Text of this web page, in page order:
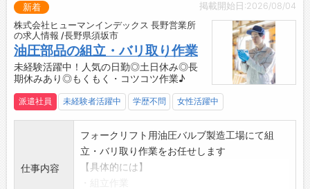
・自動販売機
・食堂（休憩スペース）
・お弁当の注文（自費負担）
・喫煙スペース
☆----------------------------------------
☆
有給休暇は1時間分、2時間分と時間単位でも取
得できます◎
☆----------------------------------------
掲載開始日:2026/08/04
新着
株式会社ヒューマンインデックス 長野営業所
の求人情報 /長野県須坂市
油圧部品の組立・バリ取り作業
未経験活躍中！人気の日勤◎土日休み◎長
期休みあり◎もくもく・コツコツ作業♪
派遣社員 未経験者活躍中 学歴不問 女性活躍中
仕事内容
フォークリフト用油圧バルブ製造工場にて組
立・バリ取り作業をお任せします
【具体的には】